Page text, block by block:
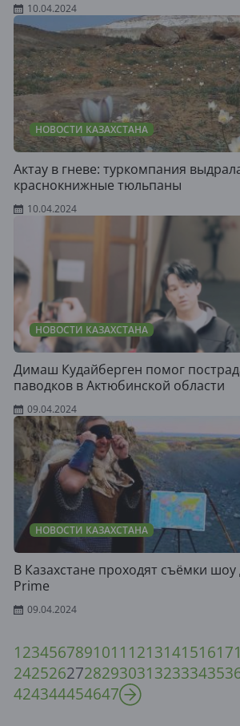
10.04.2024
НОВОСТИ КАЗАХСТАНА
Актау в гневе: туркомпания
краснокнижные тюльпаны
10.04.2024
НОВОСТИ КАЗАХСТАНА
Димаш Кудайберген помог
паводков в Актюбинской области
09.04.2024
НОВОСТИ КАЗАХСТАНА
В Казахстане проходят съёмки шоу
Prime
09.04.2024
1234567891011 121314151617
242526272829303132333435
424344454647